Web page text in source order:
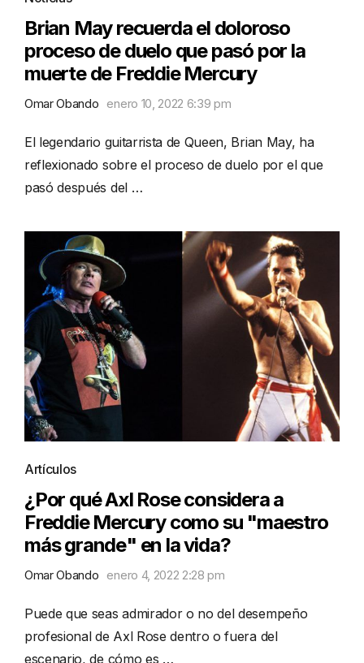
Brian May recuerda el doloroso
proceso de duelo que pasó por la
muerte de Freddie Mercury
Omar Obando enero 10, 2022 6:39 pm
El legendario guitarrista de Queen, Brian May, ha
reflexionado sobre el proceso de duelo por el que
pasó después del …
Artículos
¿Por qué Axl Rose considera a
Freddie Mercury como su "maestro
más grande" en la vida?
Omar Obando enero 4, 2022 2:28 pm
Puede que seas admirador o no del desempeño
profesional de Axl Rose dentro o fuera del
escenario, de cómo es …